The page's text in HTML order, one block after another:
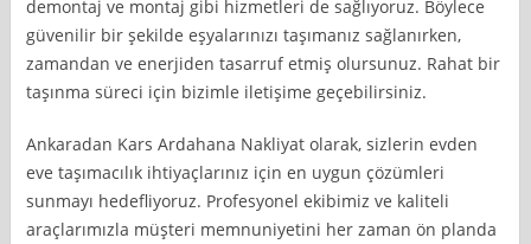
demontaj ve montaj gibi hizmetleri de sağlıyoruz. Böylece
güvenilir bir şekilde eşyalarınızı taşımanız sağlanırken,
zamandan ve enerjiden tasarruf etmiş olursunuz. Rahat bir
taşınma süreci için bizimle iletişime geçebilirsiniz.
Ankaradan Kars Ardahana Nakliyat olarak, sizlerin evden
eve taşımacılık ihtiyaçlarınız için en uygun çözümleri
sunmayı hedefliyoruz. Profesyonel ekibimiz ve kaliteli
araçlarımızla müşteri memnuniyetini her zaman ön planda